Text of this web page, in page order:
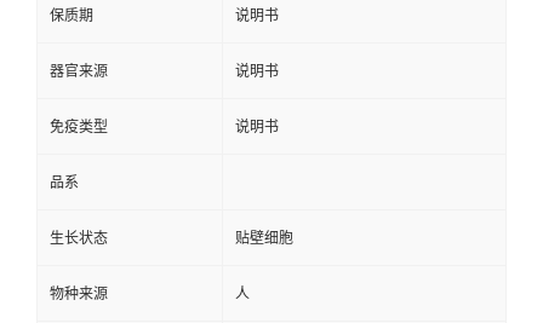
保质期 说明书
器官来源 说明书
免疫类型 说明书
品系
生长状态 贴壁细胞
物种来源 人